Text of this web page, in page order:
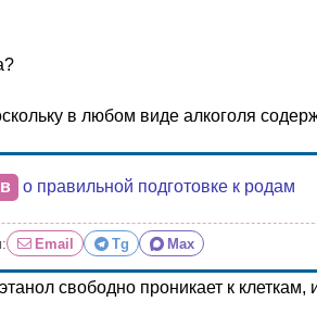
в любом виде алкоголя
о правильной подготовке к родам
Email Tg Max
свободно проникает к